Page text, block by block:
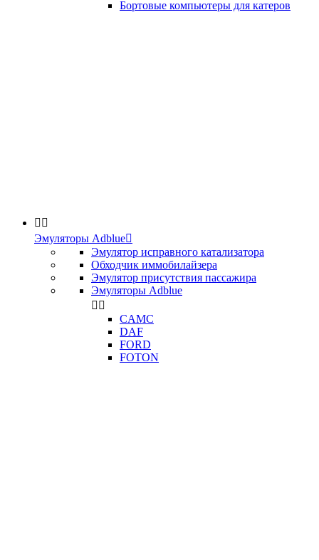
Бортовые компьютеры для катеров
 
Эмуляторы Adblue
Эмулятор исправного катализатора
Обходчик иммобилайзера
Эмулятор присутствия пассажира
Эмуляторы Adblue
 
CAMC
DAF
FORD
FOTON